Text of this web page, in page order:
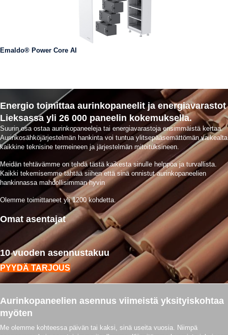
Emaldo® Power Core AI
Energio toimittaa aurinkopaneelit ja energiavarastot
Lieksassa yli 26 000 paneelin kokemuksella.
Suurin osa ostaa aurinkopaneeleja tai energiavarastoja ensimmäistä kertaa.
Aurinkosähköjärjestelmän hankinta voi tuntua ylitsepääsemättömän vaikealta
kaikkine teknisine termeineen ja järjestelmän mitoituksineen.
Meidän tehtävämme on tehdä tästä kaikesta sinulle helppoa ja turvallista.
Kaikki tekemisemme tähtää siihen että sinä onnistut aurinkopaneelien
hankinnassa mahdollisimman hyvin
Olemme toimittaneet yli 1200 kohdetta.
Omat asentajat
10 vuoden asennustakuu
PYYDÄ TARJOUS
Aurinkopaneelien asennus viimeistä yksityiskohtaa
myöten
Me olemme kohteessa päivän tai kaksi, sinä useita vuosia. Niimpä